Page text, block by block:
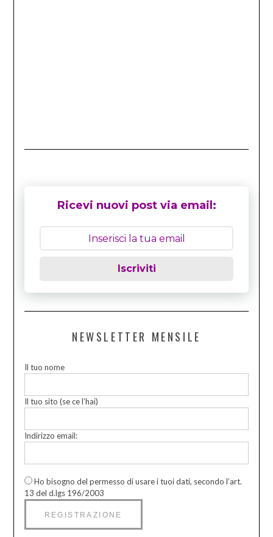
Ricevi nuovi post via email:
Iscriviti
NEWSLETTER MENSILE
Il tuo nome
Il tuo sito (se ce l’hai)
Indirizzo email:
Ho bisogno del permesso di usare i tuoi dati, secondo l’art.
13 del d.lgs 196/2003